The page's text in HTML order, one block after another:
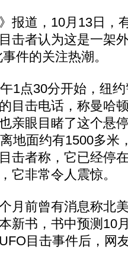
道，10月13日，
击者认为这是一架
件的关注热潮。
点30分开始，纽约
目击电话，称曼哈
亲眼目睹了这个悬
地面约有1500多米
击者称，它已经停
它非常令人震惊。
前曾有消息称北
新书，书中预测10
目击事件后，网